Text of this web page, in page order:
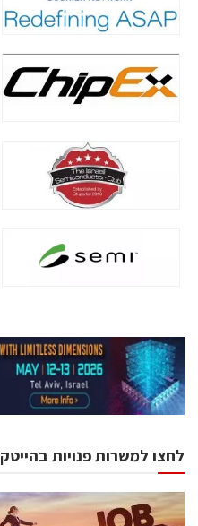
לחצו למשרות פנויות בהייטק